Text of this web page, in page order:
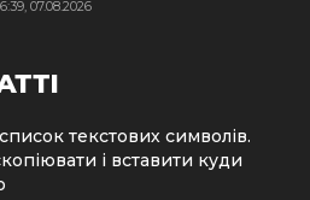
07.08.2026
текстових символів.
і вставити куди